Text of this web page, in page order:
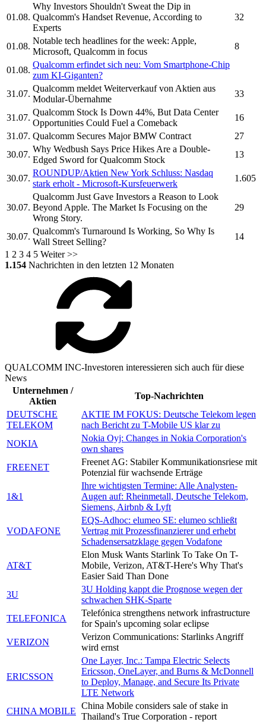
01.08.
Why Investors Shouldn't Sweat the Dip in
Qualcomm's Handset Revenue, According to
Experts
32
01.08.
Notable tech headlines for the week: Apple,
Microsoft, Qualcomm in focus
8
01.08.
Qualcomm erfindet sich neu: Vom Smartphone-Chip
zum KI-Giganten?
31.07.
Qualcomm meldet Weiterverkauf von Aktien aus
Modular-Übernahme
33
31.07.
Qualcomm Stock Is Down 44%, But Data Center
Opportunities Could Fuel a Comeback
16
31.07. Qualcomm Secures Major BMW Contract
27
30.07.
Why Wedbush Says Price Hikes Are a Double-
Edged Sword forQualcomm Stock
13
30.07.
ROUNDUP/Aktien New York Schluss: Nasdaq
stark erholt - Microsoft-Kursfeuerwerk
1.605
30.07.
Qualcomm Just Gave Investors a Reason to Look
Beyond Apple. The Market Is Focusing on the
Wrong Story.
29
30.07.
Qualcomm's Turnaround Is Working, So Why Is
Wall Street Selling?
14
1 2 3 4 5 Weiter >>
1.154 Nachrichten in den letzten 12 Monaten
QUALCOMM INC-Investoren interessieren sich auch für diese
News
Unternehmen /
Aktien
Top-Nachrichten
DEUTSCHE
TELEKOM
AKTIE IM FOKUS: Deutsche Telekom legen
nach Bericht zu T-Mobile US klar zu
NOKIA
Nokia Oyj: Changes in Nokia Corporation's
own shares
FREENET
Freenet AG: Stabiler Kommunikationsriese mit
Potenzial für wachsende Erträge
1&1
Ihre wichtigsten Termine: Alle Analysten-
Augen auf: Rheinmetall, Deutsche Telekom,
Siemens, Airbnb & Lyft
VODAFONE
EQS-Adhoc: elumeo SE: elumeo schließt
Vertrag mit Prozessfinanzierer und erhebt
Schadensersatzklage gegen Vodafone
AT&T
Elon Musk Wants Starlink To Take On T-
Mobile, Verizon, AT&T-Here's Why That's
Easier Said Than Done
3U
3U Holding kappt die Prognose wegen der
schwachen SHK-Sparte
TELEFONICA
Telefónica strengthens network infrastructure
for Spain's upcoming solar eclipse
VERIZON
Verizon Communications: Starlinks Angriff
wird ernst
ERICSSON
One Layer, Inc.: Tampa Electric Selects
Ericsson, OneLayer, and Burns & McDonnell
to Deploy, Manage, and Secure Its Private
LTE Network
CHINA MOBILE
China Mobile considers sale of stake in
Thailand's True Corporation - report